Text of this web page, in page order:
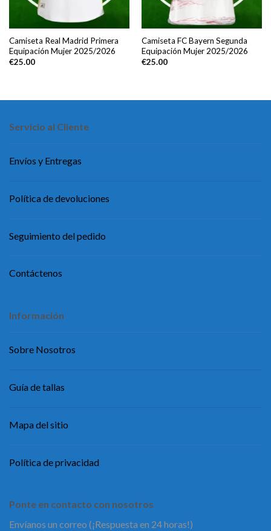
Camiseta Real Madrid Primera
Equipación Mujer 2025/2026
€25.00
Camiseta FC Bayern Segunda
Equipación Mujer 2025/2026
€25.00
Servicio al Cliente
Envíos y Entregas
Política de devoluciones
Seguimiento del pedido
Contáctenos
Información
Sobre Nosotros
Guía de tallas
Mapa del sitio
Política de privacidad
Ponte en contacto con nosotros
Envíanos un correo (¡Respuesta en 24 horas!)